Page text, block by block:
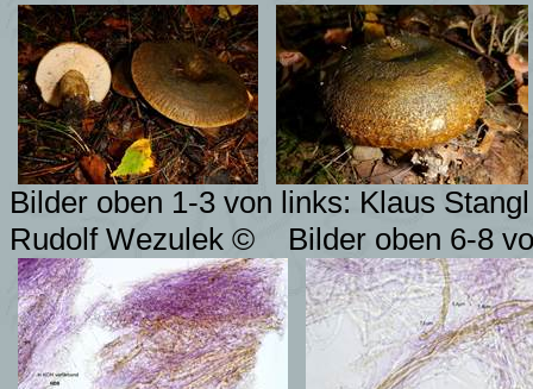
Bilder oben 1-3 von links: Klaus
Rudolf Wezulek ©
Bilder oben 6-8